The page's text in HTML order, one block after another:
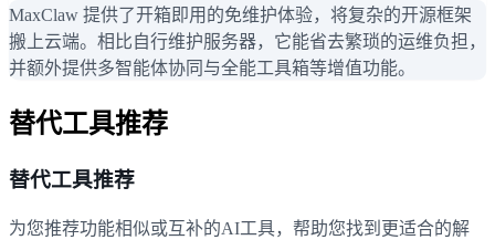
MaxClaw 提供了开箱即用的免维护体验，将复杂的开源框架
搬上云端。相比自行维护服务器，它能省去繁琐的运维负担，
并额外提供多智能体协同与全能工具箱等增值功能。
替代工具推荐
替代工具推荐
为您推荐功能相似或互补的AI工具，帮助您找到更适合的解